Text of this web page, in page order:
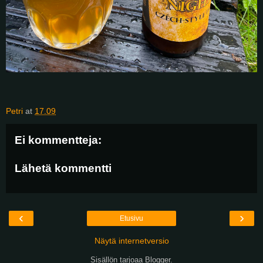
Petri at 17.09
Ei kommentteja:
Lähetä kommentti
‹ ›
Etusivu
Näytä internetversio
Sisällön tarjoaa Blogger.